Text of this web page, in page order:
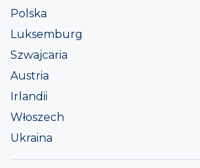
Polska
Luksemburg
Szwajcaria
Austria
Irlandii
Włoszech
Ukraina